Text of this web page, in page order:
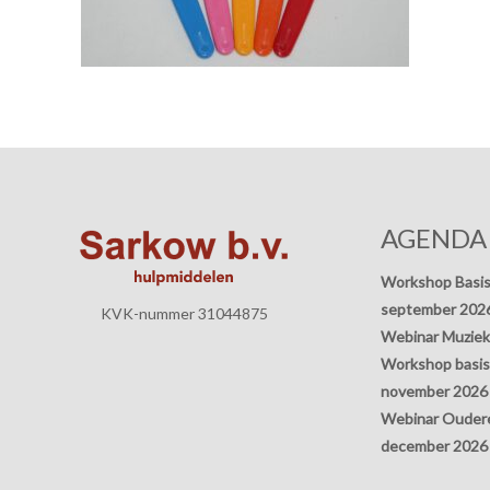
KVK-nummer 31044875
AGENDA
Workshop
september
Webinar
Workshop
november 2026
Webinar
december 2026